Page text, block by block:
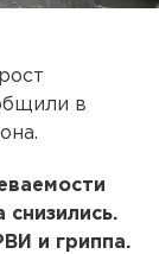
в
и гриппа.